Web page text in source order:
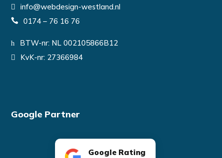
info@webdesign-westland.nl
0174 – 76 16 76
BTW-nr: NL 002105866B12
KvK-nr: 27366984
Google Partner
Google Rating